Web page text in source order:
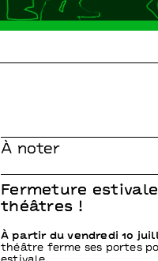
À noter
Fermeture
théâtres !
À partir du vendredi 10
théâtre ferme ses portes